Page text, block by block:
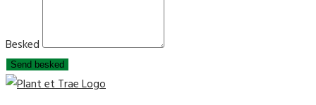
Besked
Send besked